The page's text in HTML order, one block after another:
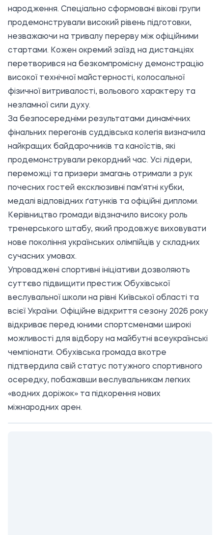
народження. Спеціально сформовані вікові групи
продемонстрували високий рівень підготовки,
незважаючи на тривалу перерву між офіційними
стартами. Кожен окремий заїзд на дистанціях
перетворився на безкомпромісну демонстрацію
високої технічної майстерності, колосальної
фізичної витривалості, вольового характеру та
незламної сили духу.
За безпосередніми результатами динамічних
фінальних перегонів суддівська колегія визначила
найкращих байдарочників та каноїстів, які
продемонстрували рекордний час. Усі лідери,
переможці та призери змагань отримали з рук
почесних гостей ексклюзивні пам'ятні кубки,
медалі відповідних ґатунків та офіційні дипломи.
Керівництво громади відзначило високу роль
тренерського штабу, який продовжує виховувати
нове покоління українських олімпійців у складних
сучасних умовах.
Упроваджені спортивні ініціативи дозволяють
суттєво підвищити престиж Обухівської
веслувальної школи на рівні Київської області та
всієї України. Офіційне відкриття сезону 2026 року
відкриває перед юними спортсменами широкі
можливості для відбору на майбутні всеукраїнські
чемпіонати. Обухівська громада вкотре
підтвердила свій статус потужного спортивного
осередку, побажавши веслувальникам легких
«водних доріжок» та підкорення нових
міжнародних арен.